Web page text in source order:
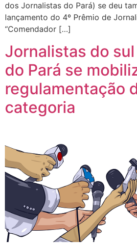
dos Jornalistas do Pará) se deu
lançamento do 4º Prêmio de
“Comendador […]
Jornalistas do
do Pará se
regulamentação
categoria